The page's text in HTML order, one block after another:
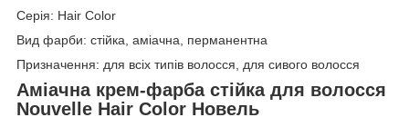
Серія: Hair Color
Вид фарби: стійка, аміачна, перманентна
Призначення: для всіх типів волосся, для сивого волосся
Аміачна крем-фарба стійка для волосся
Nouvelle Hair Color Новель